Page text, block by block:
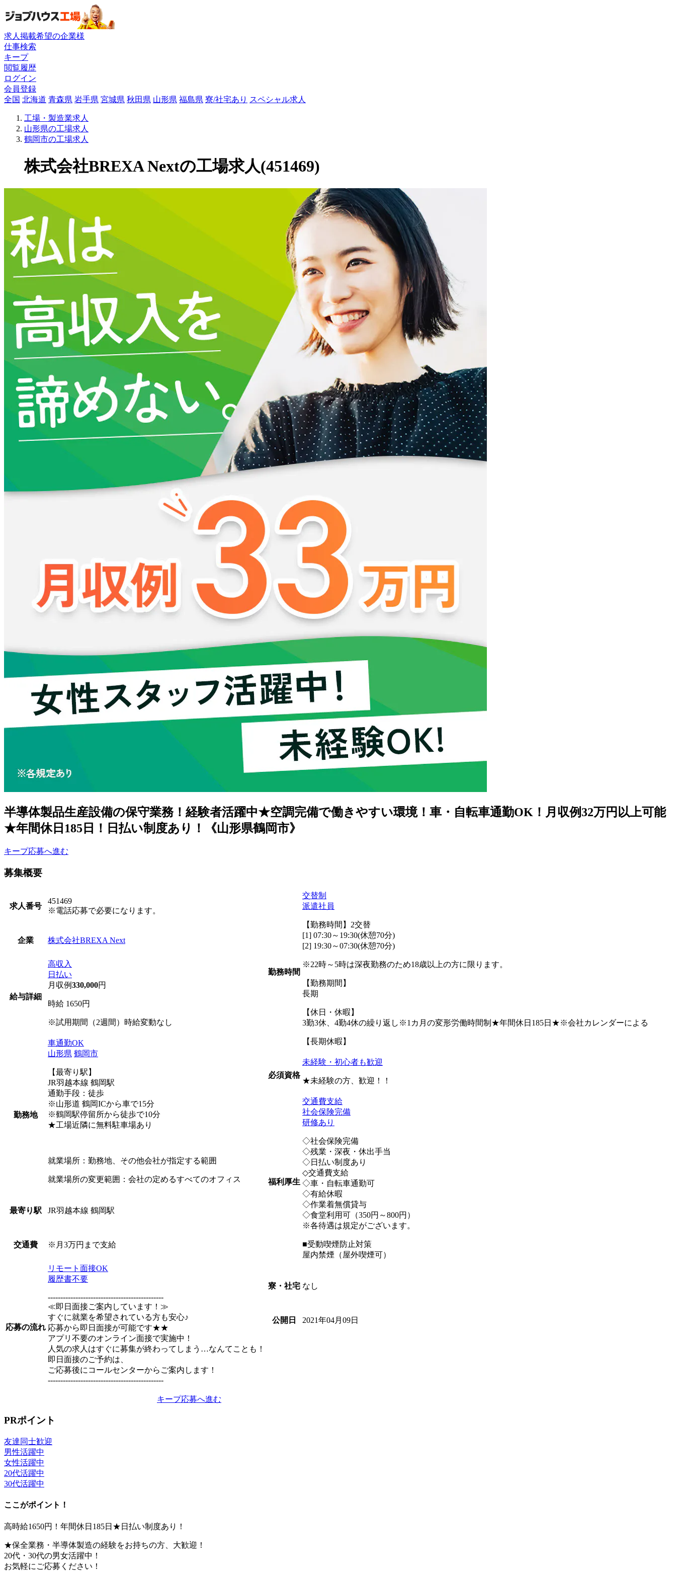
求人掲載希望の企業様
仕事検索
キープ
閲覧履歴
ログイン
会員登録
全国 北海道 青森県 岩手県 宮城県 秋田県 山形県 福島県 寮/社宅あり スペシャル求人
工場・製造業求人
山形県の工場求人
鶴岡市の工場求人
株式会社BREXA Nextの工場求人(451469)
半導体製品生産設備の保守業務！経験者活躍中★空調完備で働きやすい環境！車・自転車通勤OK！月収例32万円以上可能
★年間休日185日！日払い制度あり！《山形県鶴岡市》
キープ応募へ進む
募集概要
求人番号
451469
※電話応募で必要になります。
企業 株式会社BREXA Next
給与詳細
高収入
日払い
月収例330,000円
時給 1650円
※試用期間（2週間）時給変動なし
勤務地
車通勤OK
山形県 鶴岡市
【最寄り駅】
JR羽越本線 鶴岡駅
通勤手段：徒歩
※山形道 鶴岡ICから車で15分
※鶴岡駅停留所から徒歩で10分
★工場近隣に無料駐車場あり
就業場所：勤務地、その他会社が指定する範囲
就業場所の変更範囲：会社の定めるすべてのオフィス
最寄り駅 JR羽越本線 鶴岡駅
交通費 ※月3万円まで支給
応募の流れ
リモート面接OK
履歴書不要
----------------------------------------------
≪即日面接ご案内しています！≫
すぐに就業を希望されている方も安心♪
応募から即日面接が可能です★★
アプリ不要のオンライン面接で実施中！
人気の求人はすぐに募集が終わってしまう…なんてことも！
即日面接のご予約は、
ご応募後にコールセンターからご案内します！
----------------------------------------------
勤務時間
交替制
派遣社員
【勤務時間】2交替
[1] 07:30～19:30(休憩70分)
[2] 19:30～07:30(休憩70分)
※22時～5時は深夜勤務のため18歳以上の方に限ります。
【勤務期間】
長期
【休日・休暇】
3勤3休、4勤4休の繰り返し※1カ月の変形労働時間制★年間休日185日★※会社カレンダーによる
【長期休暇】
必須資格
未経験・初心者も歓迎
★未経験の方、歓迎！！
福利厚生
交通費支給
社会保険完備
研修あり
◇社会保険完備
◇残業・深夜・休出手当
◇日払い制度あり
◇交通費支給
◇車・自転車通勤可
◇有給休暇
◇作業着無償貸与
◇食堂利用可（350円～800円）
※各待遇は規定がございます。
■受動喫煙防止対策
屋内禁煙（屋外喫煙可）
寮・社宅 なし
公開日 2021年04月09日
キープ応募へ進む
PRポイント
友達同士歓迎
男性活躍中
女性活躍中
20代活躍中
30代活躍中
ここがポイント！
高時給1650円！年間休日185日★日払い制度あり！
★保全業務・半導体製造の経験をお持ちの方、大歓迎！
20代・30代の男女活躍中！
お気軽にご応募ください！